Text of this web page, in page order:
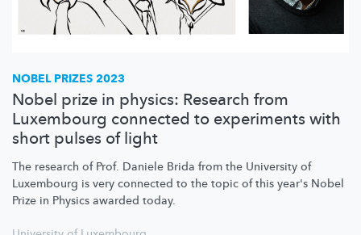
NOBEL PRIZES 2023
Nobel prize in physics: Research from
Luxembourg connected to experiments with
short pulses of light
The research of Prof. Daniele Brida from the University of
Luxembourg is very connected to the topic of this year's Nobel
Prize in Physics awarded today.